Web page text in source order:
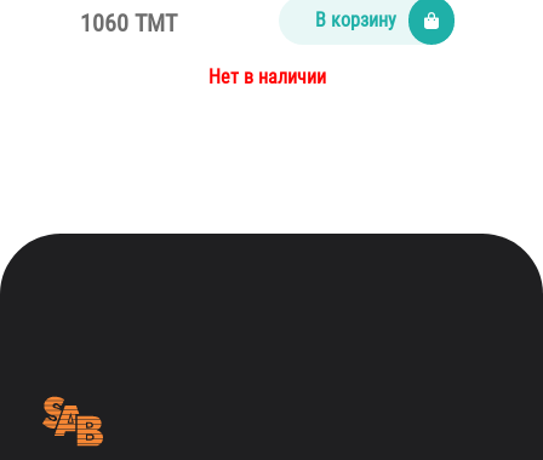
1060 TMT В корзину
Нет в наличии